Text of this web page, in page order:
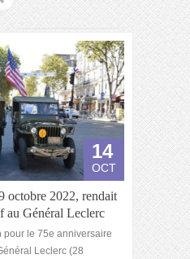
14
OCT
octobre 2022, rendait
au Général Leclerc
pour le 75e anniversaire
Leclerc (28